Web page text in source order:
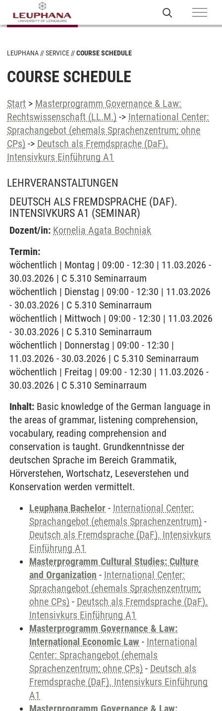
LEUPHANA SERVICE COURSE SCHEDULE
COURSE SCHEDULE
Start > Masterprogramm Governance & Law:
Rechtswissenschaft (LL.M.) -> International Center:
Sprachangebot (ehemals Sprachenzentrum; ohne
CPs) -> Deutsch als Fremdsprache (DaF).
Intensivkurs Einführung A1
LEHRVERANSTALTUNGEN
DEUTSCH ALS FREMDSPRACHE (DAF).
INTENSIVKURS A1 (SEMINAR)
Dozent/in: Kornelia Agata Bochniak
Termin:
wöchentlich | Montag | 09:00 - 12:30 | 11.03.2026 -
30.03.2026 | C 5.310 Seminarraum
wöchentlich | Dienstag | 09:00 - 12:30 | 11.03.2026
- 30.03.2026 | C 5.310 Seminarraum
wöchentlich | Mittwoch | 09:00 - 12:30 | 11.03.2026
- 30.03.2026 | C 5.310 Seminarraum
wöchentlich | Donnerstag | 09:00 - 12:30 |
11.03.2026 - 30.03.2026 | C 5.310 Seminarraum
wöchentlich | Freitag | 09:00 - 12:30 | 11.03.2026 -
30.03.2026 | C 5.310 Seminarraum
Inhalt: Basic knowledge of the German language in
the areas of grammar, listening comprehension,
vocabulary, reading comprehension and
conservation is taught. Grundkenntnisse der
deutschen Sprache im Bereich Grammatik,
Hörverstehen, Wortschatz, Leseverstehen und
Konservation werden vermittelt.
Leuphana Bachelor - International Center:
Sprachangebot (ehemals Sprachenzentrum) -
Deutsch als Fremdsprache (DaF). Intensivkurs
Einführung A1
Masterprogramm Cultural Studies: Culture
and Organization - International Center:
Sprachangebot (ehemals Sprachenzentrum;
ohne CPs) - Deutsch als Fremdsprache (DaF).
Intensivkurs Einführung A1
Masterprogramm Governance & Law:
International Economic Law - International
Center: Sprachangebot (ehemals
Sprachenzentrum; ohne CPs) - Deutsch als
Fremdsprache (DaF). Intensivkurs Einführung
A1
Masterprogramm Governance & Law: